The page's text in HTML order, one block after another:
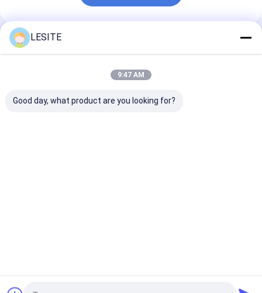
Luftfilter Rahmenmachmaschine
Hepa-Beutelfilter
Empfohlene Produkte
LESITE
9:47 AM
Good day, what product are you looking for?